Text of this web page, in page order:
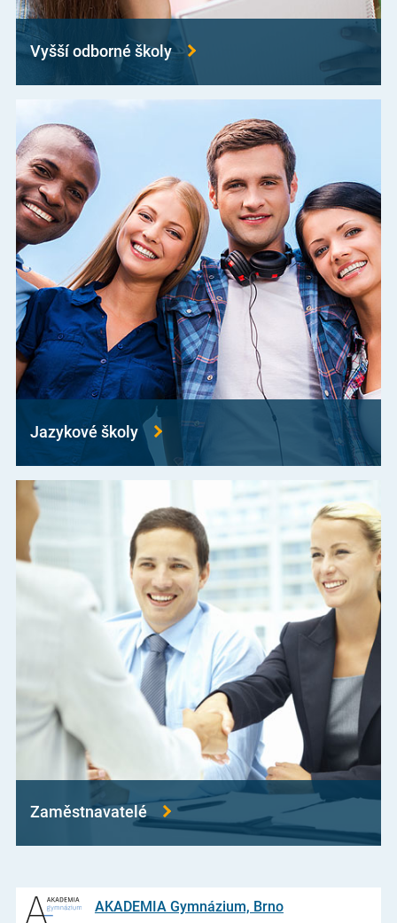
Vyšší odborné školy
Jazykové školy
Zaměstnavatelé
AKADEMIA Gymnázium, Brno